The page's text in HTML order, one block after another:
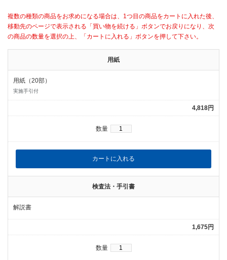
複数の種類の商品をお求めになる場合は、1つ目の商品をカートに入れた後、
移動先のページで表示される「買い物を続ける」ボタンでお戻りになり、次
の商品の数量を選択の上、「カートに入れる」ボタンを押して下さい。
用紙
用紙（20部）
実施手引付
4,818円
数量
検査法・手引書
解説書
1,675円
数量